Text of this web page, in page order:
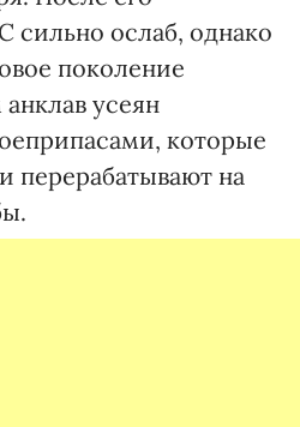
ослаб, однако
поколение
усеян
которые
перерабатывают на